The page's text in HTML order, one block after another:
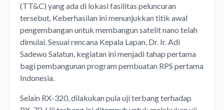
(TT&C) yang ada di lokasi fasilitas peluncuran
tersebut. Keberhasilan ini menunjukkan titik awal
pengembangan untuk membangun satelit nano telah
dimulai. Sesuai rencana Kepala Lapan, Dr. Ir. Adi
Sadewo Salatun, kegiatan ini menjadi tahap pertama
bagi pembangunan program pembuatan RPS pertama
Indonesia.
Selain RX-320, dilakukan pula uji terbang terhadap